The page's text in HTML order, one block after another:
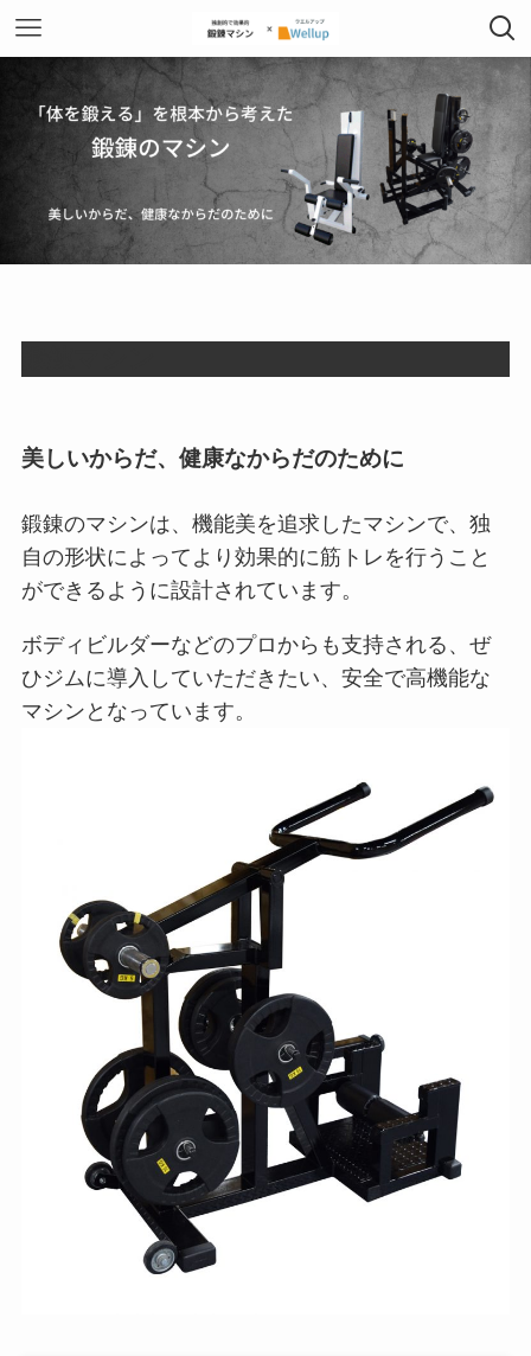
美しいからだ、健康なからだのために
鍛錬のマシンは、機能美を追求したマシンで、独
自の形状によってより効果的に筋トレを行うこと
ができるように設計されています。
ボディビルダーなどのプロからも支持される、ぜ
ひジムに導入していただきたい、安全で高機能な
マシンとなっています。